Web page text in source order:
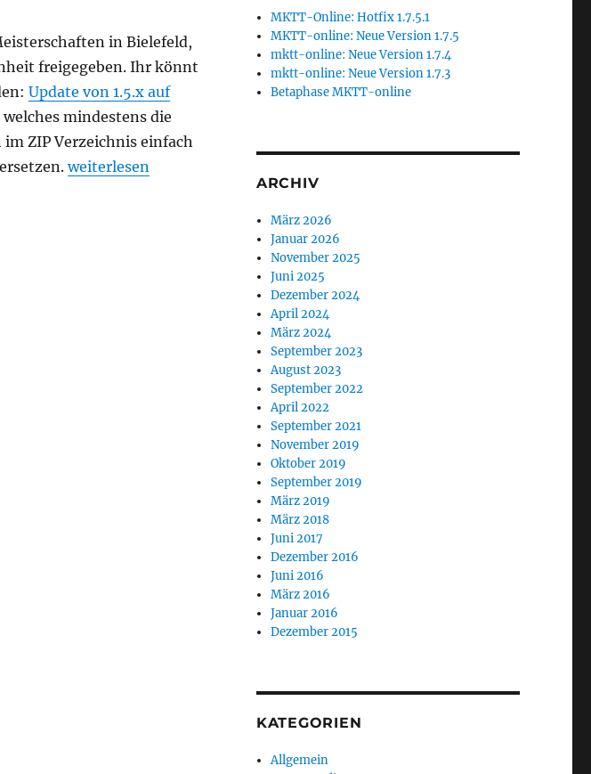
in Bielefeld,
freigegeben. Ihr könnt
Update von 1.5.x auf
mindestens die
ZIP Verzeichnis einfach
„MKTT-Online – Version 1.5.3 verfügbar“
weiterlesen
MKTT-Online: Hotfix 1.7.5.1
MKTT-online: Neue Version 1.7.5
mktt-online: Neue Version 1.7.4
mktt-online: Neue Version 1.7.3
Betaphase MKTT-online
ARCHIV
März 2026
Januar 2026
November 2025
Juni 2025
Dezember 2024
April 2024
März 2024
September 2023
August 2023
September 2022
April 2022
September 2021
November 2019
Oktober 2019
September 2019
März 2019
März 2018
Juni 2017
Dezember 2016
Juni 2016
März 2016
Januar 2016
Dezember 2015
KATEGORIEN
Allgemein